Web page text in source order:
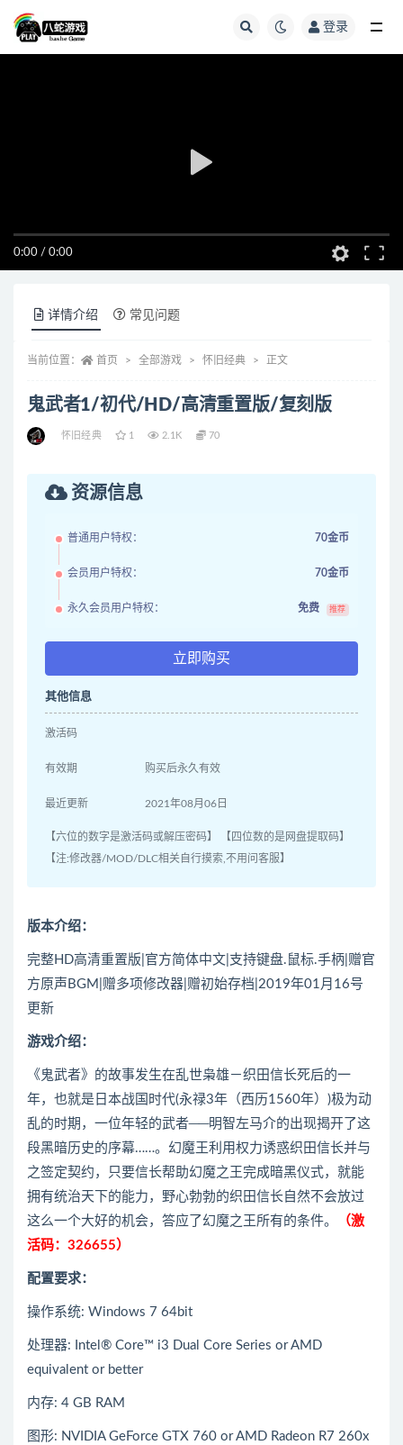
登录
0:00 / 0:00
详情介绍 常见问题
当前位置： 首页 全部游戏 怀旧经典 正文
鬼武者1/初代/HD/高清重置版/复刻版
怀旧经典 1 2.1K 70
资源信息
普通用户特权： 70金币
会员用户特权： 70金币
永久会员用户特权： 免费 推荐
立即购买
其他信息
激活码
有效期 购买后永久有效
最近更新 2021年08月06日
【六位的数字是激活码或解压密码】 【四位数的是网盘提取码】
【注:修改器/MOD/DLC相关自行摸索,不用问客服】
版本介绍：
完整HD高清重置版|官方简体中文|支持键盘.鼠标.手柄|赠官
方原声BGM|赠多项修改器|赠初始存档|2019年01月16号
更新
游戏介绍：
《鬼武者》的故事发生在乱世枭雄－织田信长死后的一
年，也就是日本战国时代(永禄3年（西历1560年）)极为动
乱的时期，一位年轻的武者──明智左马介的出现揭开了这
段黑暗历史的序幕……。幻魔王利用权力诱惑织田信长并与
之签定契约，只要信长帮助幻魔之王完成暗黑仪式，就能
拥有统治天下的能力，野心勃勃的织田信长自然不会放过
这么一个大好的机会，答应了幻魔之王所有的条件。
（激
活码：326655）
配置要求：
操作系统: Windows 7 64bit
处理器: Intel® Core™ i3 Dual Core Series or AMD
equivalent or better
内存: 4 GB RAM
图形: NVIDIA GeForce GTX 760 or AMD Radeon R7 260x